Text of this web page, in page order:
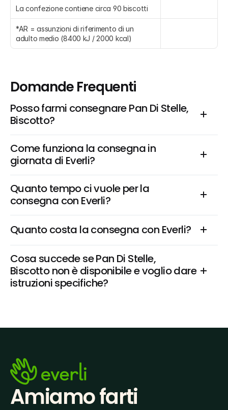
La confezione contiene circa 90 biscotti
*AR = assunzioni di riferimento di un
adulto medio (8400 kJ / 2000 kcal)
Domande Frequenti
Posso farmi consegnare Pan Di Stelle,
Biscotto?
Come funziona la consegna in
giornata di Everli?
Quanto tempo ci vuole per la
consegna con Everli?
Quanto costa la consegna con Everli?
Cosa succede se Pan Di Stelle,
Biscotto non è disponibile e voglio dare
istruzioni specifiche?
Amiamo farti